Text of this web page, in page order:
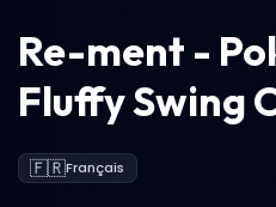
Re-ment -
Fluffy Swing
🇫🇷Français